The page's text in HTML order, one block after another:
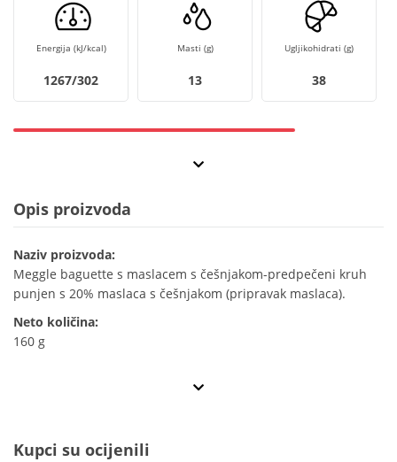
Energija (kJ/kcal)
1267/302
Masti (g)
13
Ugljikohidrati (g)
38
Opis proizvoda
Naziv proizvoda:
Meggle baguette s maslacem s češnjakom-predpečeni kruh
punjen s 20% maslaca s češnjakom (pripravak maslaca).
Neto količina:
160 g
Kupci su ocijenili